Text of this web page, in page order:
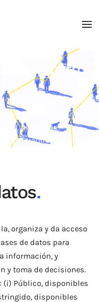
Barómetro
Barcas son de acceso
Para poder acceder
escríbenos a
.
organiza y da acceso
de datos para
información, y
y toma de decisiones.
(i) Público, disponibles
disponibles